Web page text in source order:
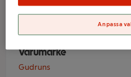
4-p 240g
Varumärke
Gudruns
Anpassa val